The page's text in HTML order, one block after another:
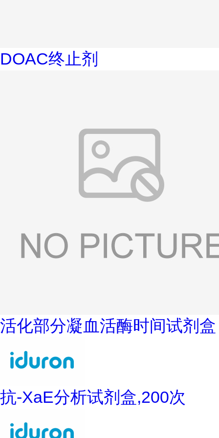
DOAC终止剂
活化部分凝血活酶时间试剂盒
抗-XaE分析试剂盒,200次